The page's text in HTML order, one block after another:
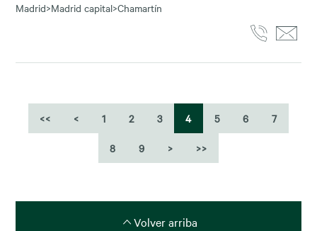
Madrid>Madrid capital>Chamartín
<< < 1 2 3 4 5 6 7
8 9 > >>
Volver arriba